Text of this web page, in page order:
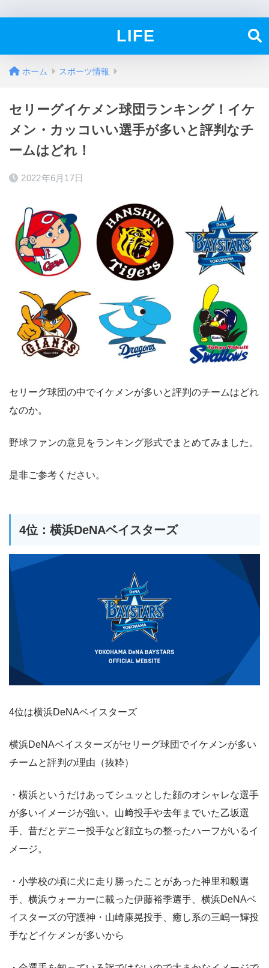
LIFE
ホーム スポーツ情報
セリーグイケメン球団ランキング！イケ
メン・カッコいい選手が多いと評判なチ
ームはどれ！
2022年6月17日
セリーグ球団の中でイケメンが多いと評判のチームはどれ
なのか。
野球ファンの意見をランキング形式でまとめてみました。
是非ご参考ください。
4位：横浜DeNAベイスターズ
4位は横浜DeNAベイスターズ
横浜DeNAベイスターズがセリーグ球団でイケメンが多い
チームと評判の理由（抜粋）
・横浜というだけあってシュッとした顔のオシャレな選手
が多いイメージが強い。山﨑投手や去年までいた乙坂選
手、昔だとデニー投手など顔立ちの整ったハーフがいるイ
メージ。
・小学校の頃に犬に走り勝ったことがあった神里和毅選
手、横浜ウォーカーに載った伊藤裕季選手、横浜DeNAベ
イスターズの守護神・山崎康晃投手、癒し系の三嶋一輝投
手などイケメンが多いから